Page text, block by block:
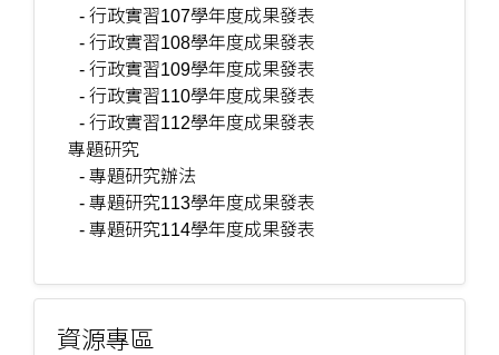
- 行政實習107學年度成果發表
- 行政實習108學年度成果發表
- 行政實習109學年度成果發表
- 行政實習110學年度成果發表
- 行政實習112學年度成果發表
專題研究
- 專題研究辦法
- 專題研究113學年度成果發表
- 專題研究114學年度成果發表
資源專區